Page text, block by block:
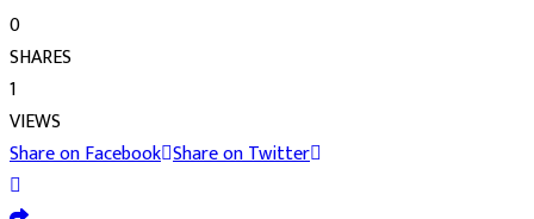
0
SHARES
1
VIEWS
Share on Facebook Share on Twitter